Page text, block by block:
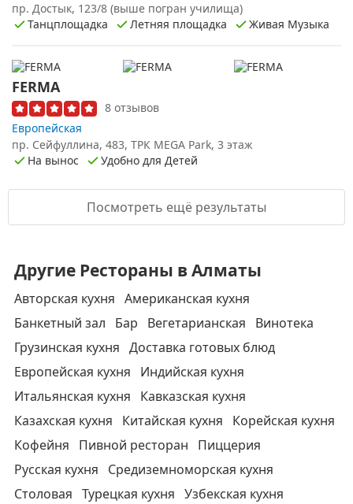
пр. Достык, 123/8 (выше погран училища)
Танцплощадка
Летняя площадка Живая Музыка
FERMA
8 отзывов
Европейская
пр. Сейфуллина, 483, ТРК MEGA Park, 3 этаж
На вынос
Удобно для Детей
Посмотреть ещё результаты
Другие Рестораны в Алматы
Авторская кухня Американская кухня
Банкетный зал
Бар Вегетарианская
Винотека
Грузинская кухня Доставка готовых блюд
Европейская кухня
Индийская кухня
Итальянская кухня
Кавказская кухня
Казахская кухня
Китайская кухня
Корейская кухня
Кофейня
Пивной ресторан
Пиццерия
Русская кухня
Средиземноморская кухня
Столовая Турецкая кухня Узбекская кухня